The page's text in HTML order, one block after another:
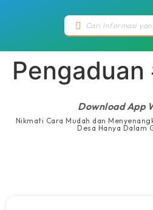
Download App
Nikmati Cara Mudah dan
Desa Hanya Dalam